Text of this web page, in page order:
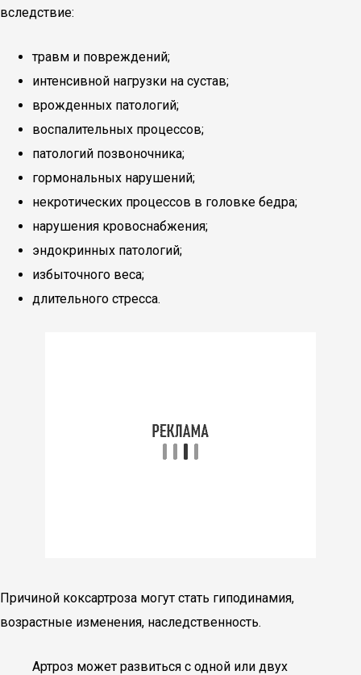
вследствие:
травм и повреждений;
интенсивной нагрузки на сустав;
врожденных патологий;
воспалительных процессов;
патологий позвоночника;
гормональных нарушений;
некротических процессов в головке бедра;
нарушения кровоснабжения;
эндокринных патологий;
избыточного веса;
длительного стресса.
Причиной коксартроза могут стать гиподинамия,
возрастные изменения, наследственность.
Артроз может развиться с одной или двух